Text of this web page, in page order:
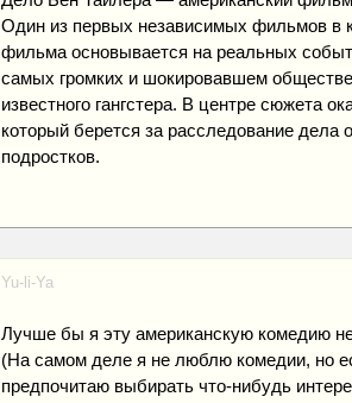
Один из первых независимых фильмов в
фильма основывается на реальных
самых громких и шокировавшем
известного гангстера. В центре сюжета
который берется за расследование дела
подростков.
Yu-li-Ya
Лучше бы я эту американскую комедию
(На самом деле я не люблю комедии, но
предпочитаю выбирать что-нибудь